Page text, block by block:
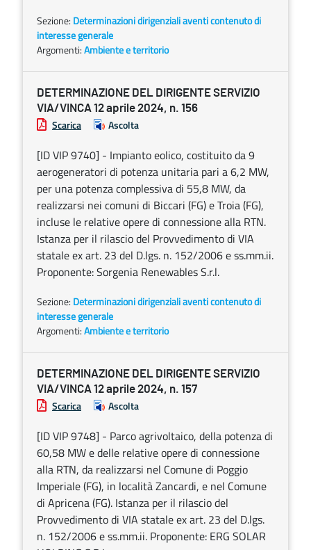
Sezione: Determinazioni dirigenziali aventi contenuto di
interesse generale
Argomenti:Ambiente e territorio
DETERMINAZIONE DEL DIRIGENTE SERVIZIO
VIA/VINCA 12 aprile 2024, n. 156
Scarica Ascolta
[ID VIP 9740] - Impianto eolico, costituito da 9
aerogeneratori di potenza unitaria pari a 6,2 MW,
per una potenza complessiva di 55,8 MW, da
realizzarsi nei comuni di Biccari (FG) e Troia (FG),
incluse le relative opere di connessione alla RTN.
Istanza per il rilascio del Provvedimento di VIA
statale ex art. 23 del D.lgs. n. 152/2006 e ss.mm.ii.
Proponente: Sorgenia Renewables S.r.l.
Sezione: Determinazioni dirigenziali aventi contenuto di
interesse generale
Argomenti:Ambiente e territorio
DETERMINAZIONE DEL DIRIGENTE SERVIZIO
VIA/VINCA 12 aprile 2024, n. 157
Scarica Ascolta
[ID VIP 9748] - Parco agrivoltaico, della potenza di
60,58 MW e delle relative opere di connessione
alla RTN, da realizzarsi nel Comune di Poggio
Imperiale (FG), in località Zancardi, e nel Comune
di Apricena (FG). Istanza per il rilascio del
Provvedimento di VIA statale ex art. 23 del D.lgs.
n. 152/2006 e ss.mm.ii. Proponente: ERG SOLAR